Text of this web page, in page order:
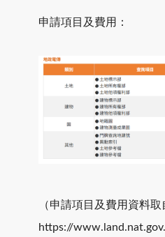
申請項目及費用：
（申請項目及費用資料
https://